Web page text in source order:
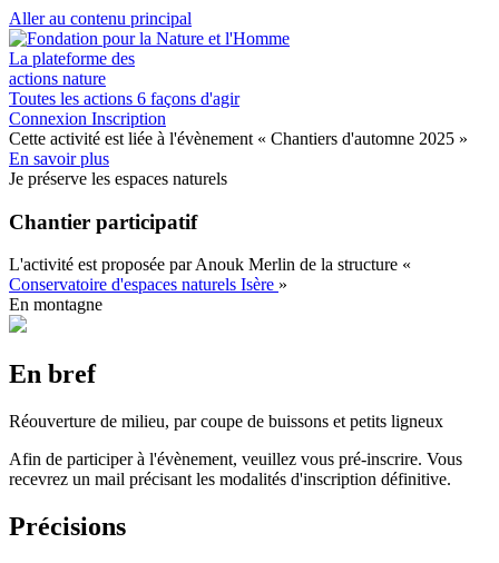
Aller au contenu principal
La plateforme des
actions nature
Toutes les actions 6 façons d'agir
Connexion Inscription
Cette activité est liée à l'évènement « Chantiers d'automne 2025 »
En savoir plus
Je préserve les espaces naturels
Chantier participatif
L'activité est proposée parAnouk Merlin de la structure «
Conservatoire d'espaces naturels Isère »
En montagne
En bref
Réouverture de milieu, par coupe de buissons et petits ligneux
Afin de participer à l'évènement, veuillez vous pré-inscrire. Vous
recevrez un mail précisant les modalités d'inscription définitive.
Précisions